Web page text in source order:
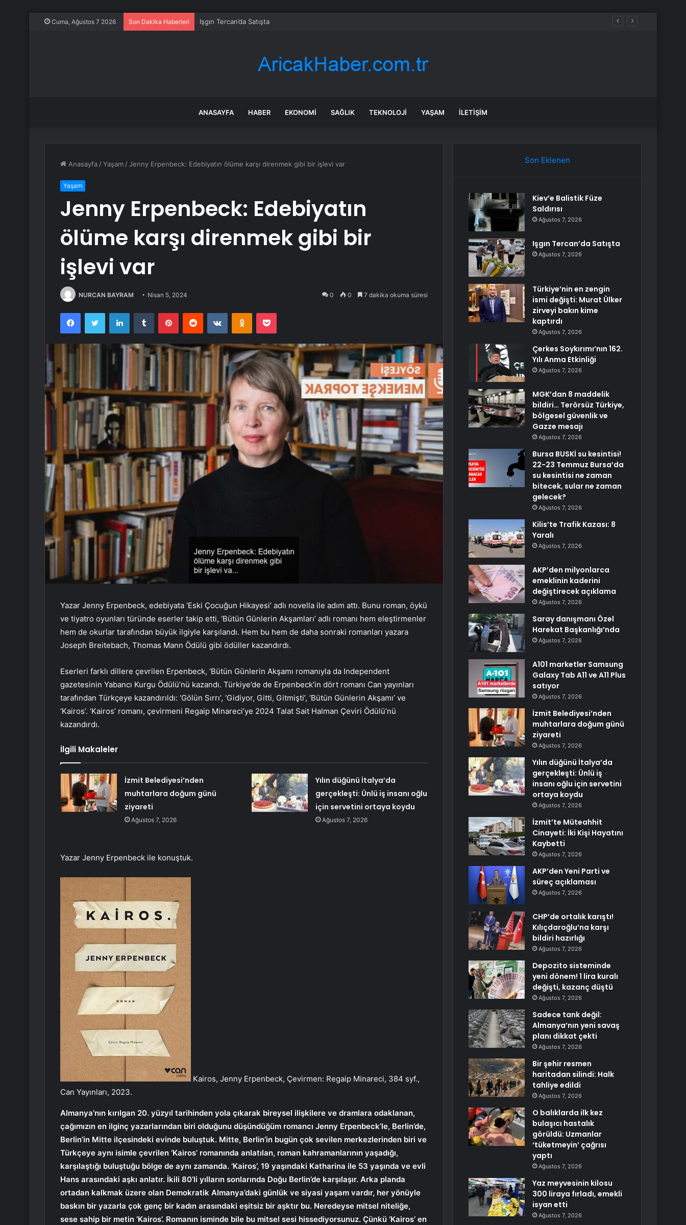
Cuma, Ağustos 7 2026 Son Dakika Haberleri Işgın Tercan’da Satışta
ANASAYFA HABER EKONOMI SAĞLIK TEKNOLOJI YAŞAM İLETIŞIM
Anasayfa /Yaşam /Jenny Erpenbeck: Edebiyatın ölüme karşı direnmek gibi bir işlevi var
Yaşam
Jenny Erpenbeck: Edebiyatın
ölüme karşı direnmek gibi bir
işlevi var
NURCAN BAYRAM Nisan 5, 2024 0 0 7 dakika okuma süresi
FacebookTwitter LinkedInTumblr PinterestReddit VKontakteOdnoklassniki
Pocket
Yazar Jenny Erpenbeck, edebiyata ‘Eski Çocuğun Hikayesi’ adlı novella ile adım attı. Bunu roman, öykü
ve tiyatro oyunları türünde eserler takip etti, ‘Bütün Günlerin Akşamları’ adlı romanı hem eleştirmenler
hem de okurlar tarafından büyük ilgiyle karşılandı. Hem bu hem de daha sonraki romanları yazara
Joseph Breitebach, Thomas Mann Ödülü gibi ödüller kazandırdı.
Eserleri farklı dillere çevrilen Erpenbeck, ‘Bütün Günlerin Akşamı romanıyla da Independent
gazetesinin Yabancı Kurgu Ödülü’nü kazandı. Türkiye’de de Erpenbeck’in dört romanı Can yayınları
tarafından Türkçeye kazandırıldı: ‘Gölün Sırrı’, ‘Gidiyor, Gitti, Gitmişti’, ‘Bütün Günlerin Akşamı’ ve
‘Kairos’. ‘Kairos’ romanı, çevirmeni Regaip Minareci’ye 2024 Talat Sait Halman Çeviri Ödülü’nü
kazandırdı.
İlgili Makaleler
İzmit Belediyesi’nden
muhtarlara doğum günü
ziyareti
Ağustos 7, 2026
Yılın düğünü İtalya’da
gerçekleşti: Ünlü iş insanı oğlu
için servetini ortaya koydu
Ağustos 7, 2026
Yazar Jenny Erpenbeck ile konuştuk.
Kairos, Jenny Erpenbeck, Çevirmen: Regaip Minareci, 384 syf.,
Can Yayınları, 2023.
Almanya’nın kırılgan 20. yüzyıl tarihinden yola çıkarak bireysel ilişkilere ve dramlara odaklanan,
çağımızın en ilginç yazarlarından biri olduğunu düşündüğüm romancı Jenny Erpenbeck’le, Berlin’de,
Berlin’in Mitte ilçesindeki evinde buluştuk. Mitte, Berlin’in bugün çok sevilen merkezlerinden biri ve
Türkçeye aynı isimle çevrilen ‘Kairos’ romanında anlatılan, roman kahramanlarının yaşadığı,
karşılaştığı buluştuğu bölge de aynı zamanda. ‘Kairos’, 19 yaşındaki Katharina ile 53 yaşında ve evli
Hans arasındaki aşkı anlatır. İkili 80’li yılların sonlarında Doğu Berlin’de karşılaşır. Arka planda
ortadan kalkmak üzere olan Demokratik Almanya’daki günlük ve siyasi yaşam vardır, her yönüyle
baskın bir yazarla çok genç bir kadın arasındaki eşitsiz bir aşktır bu. Neredeyse mitsel niteliğe,
sese sahip bir metin ‘Kairos’. Romanın isminde bile bu mitsel sesi hissediyorsunuz. Çünkü ‘Kairos’ en
Son Eklenen
Kiev’e Balistik Füze
Saldırısı
Ağustos 7, 2026
Işgın Tercan’da Satışta
Ağustos 7, 2026
Türkiye’nin en zengin
ismi değişti: Murat Ülker
zirveyi bakın kime
kaptırdı
Ağustos 7, 2026
Çerkes Soykırımı’nın 162.
Yılı Anma Etkinliği
Ağustos 7, 2026
MGK’dan 8 maddelik
bildiri… Terörsüz Türkiye,
bölgesel güvenlik ve
Gazze mesajı
Ağustos 7, 2026
Bursa BUSKİ su kesintisi!
22-23 Temmuz Bursa’da
su kesintisi ne zaman
bitecek, sular ne zaman
gelecek?
Ağustos 7, 2026
Kilis’te Trafik Kazası: 8
Yaralı
Ağustos 7, 2026
AKP’den milyonlarca
emeklinin kaderini
değiştirecek açıklama
Ağustos 7, 2026
Saray danışmanı Özel
Harekat Başkanlığı’nda
Ağustos 7, 2026
A101 marketler Samsung
Galaxy Tab A11 ve A11 Plus
satıyor
Ağustos 7, 2026
İzmit Belediyesi’nden
muhtarlara doğum günü
ziyareti
Ağustos 7, 2026
Yılın düğünü İtalya’da
gerçekleşti: Ünlü iş
insanı oğlu için servetini
ortaya koydu
Ağustos 7, 2026
İzmit’te Müteahhit
Cinayeti: İki Kişi Hayatını
Kaybetti
Ağustos 7, 2026
AKP’den Yeni Parti ve
süreç açıklaması
Ağustos 7, 2026
CHP’de ortalık karıştı!
Kılıçdaroğlu’na karşı
bildiri hazırlığı
Ağustos 7, 2026
Depozito sisteminde
yeni dönem! 1 lira kuralı
değişti, kazanç düştü
Ağustos 7, 2026
Sadece tank değil:
Almanya’nın yeni savaş
planı dikkat çekti
Ağustos 7, 2026
Bir şehir resmen
haritadan silindi: Halk
tahliye edildi
Ağustos 7, 2026
O balıklarda ilk kez
bulaşıcı hastalık
görüldü: Uzmanlar
‘tüketmeyin’ çağrısı
yaptı
Ağustos 7, 2026
Yaz meyvesinin kilosu
300 liraya fırladı, emekli
isyan etti
Ağustos 7, 2026